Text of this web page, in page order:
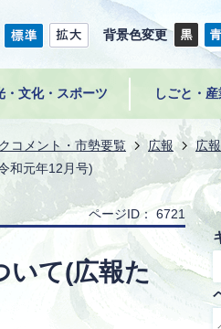
背景色変更
・文化・スポーツ しごと・
コメント・市勢要覧 広報 広
和元年12月号)
ページID： 6721
いて(広報た